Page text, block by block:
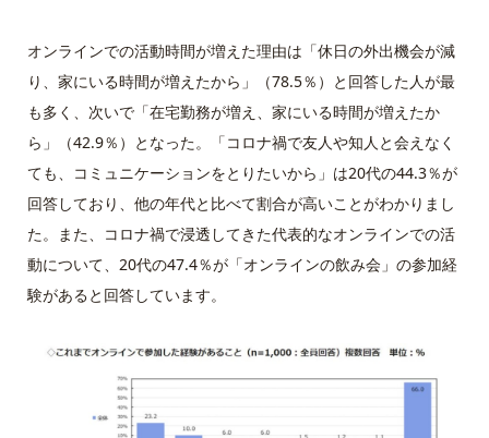
オンラインでの活動時間が増えた理由は「休日の外出機会が減
り、家にいる時間が増えたから」（78.5％）と回答した人が最
も多く、次いで「在宅勤務が増え、家にいる時間が増えたか
ら」（42.9％）となった。「コロナ禍で友人や知人と会えなく
ても、コミュニケーションをとりたいから」は20代の44.3％が
回答しており、他の年代と比べて割合が高いことがわかりまし
た。また、コロナ禍で浸透してきた代表的なオンラインでの活
動について、20代の47.4％が「オンラインの飲み会」の参加経
験があると回答しています。